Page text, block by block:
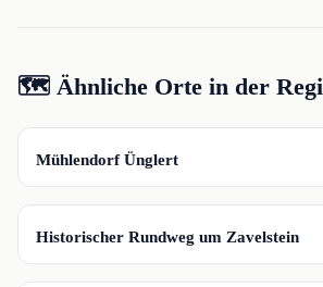
🗺️ Ähnliche Orte in der
📍
Mühlendorf Ünglert
📍
Historischer Rundweg um Zavelstein